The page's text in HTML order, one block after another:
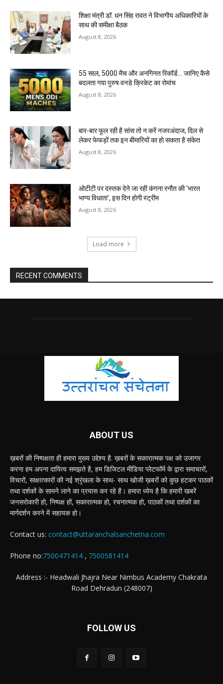
शिक्षा मंत्री डॉ. धन सिंह रावत ने विभागीय अधिकारियों के
साथ की समीक्षा बैठक
August 8, 2026
55 साल, 5000 मैच और अनगिनत रिकॉर्ड… जानिए कैसे
बदलता गया पुरुष वनडे क्रिकेट का रोमांच
August 8, 2026
बार-बार फूल रही है सांस तो न करें नजरअंदाज, दिल से
लेकर फेफड़ों तक इन बीमारियों का हो सकता है संकेत
August 8, 2026
ओटीटी पर दस्तक देने जा रही कंगना रनौत की ‘भारत
भाग्य विधाता’, इस दिन होगी स्ट्रीम
August 8, 2026
Load more
RECENT COMMENTS
ABOUT US
ख़बरों की निष्पक्षता ही हमारा मुख्य उद्देश्य है. ख़बरों के सकारात्मक पक्ष को उजागर
करना हम अपना दायित्व समझते है, हम डिजिटल मीडिया प्लेटफॉर्म के द्वारा समाचारों,
विचारों, साक्षात्कारों की नई श्रृंखला के साथ- साथ खोजी ख़बरों को कुछ हटकर पाठकों
तथा दर्शकों के सामने लाने का प्रयास कर रहे है। हमारा ध्येय है कि हमारी खबरें
जनसरोकारी हो, निष्पक्ष हों, सकारात्मक हो, रचनात्मक हो, पाठकों तथा दर्शकों का
मार्गदर्शन करने में सहायक हो।
Contact us: contact@uttaranchalsanchetna.com
Phone no:7500471414 , 7500581414
Address :- Headwali Jhajra Near Nimbus Academy Chakrata
Road Dehradun (248007)
FOLLOW US